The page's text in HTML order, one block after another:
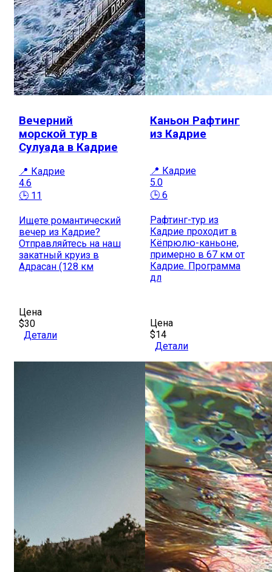
Вечерний
морской тур в
Сулуада в Кадрие
📍 Кадрие
4.6
🕒 11
Ищете романтический
вечер из Кадрие?
Отправляйтесь на наш
закатный круиз в
Адрасан (128 км
Цена
$30
Детали
Каньон Рафтинг
из Кадрие
📍 Кадрие
5.0
🕒 6
Рафтинг-тур из
Кадрие проходит в
Кёпрюлю-каньоне,
примерно в 67 км от
Кадрие. Программа
дл
Цена
$14
Детали